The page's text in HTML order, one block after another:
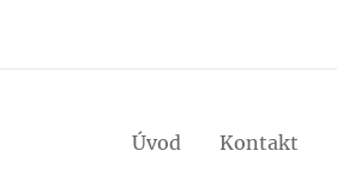
Úvod Kontakt